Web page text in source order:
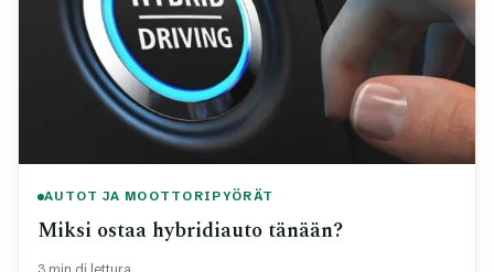
AUTOT JA MOOTTORIPYÖRÄT
Miksi ostaa hybridiauto tänään?
3 min di lettura